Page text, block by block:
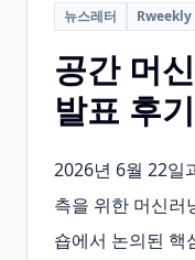
뉴스레터 Rweekly
공간 머
발표 후기
2026년 6월 22일
측을 위한 머신러
숍에서 논의된 핵